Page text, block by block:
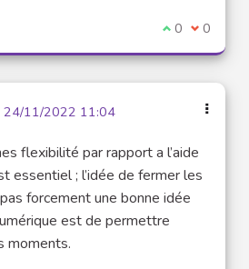
I agree with
0 I 0
24/11/2022 11:04
flexibilité par rapport a l’aide
essentiel ; l’idée de fermer les
forcement une bonne idée
est de permettre
moments.